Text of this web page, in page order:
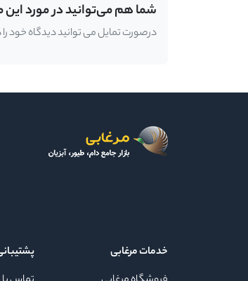
شما هم می‌توانید در مورد
درصورت تمایل می توانید دیدگاه خود
خدمات مرغابی